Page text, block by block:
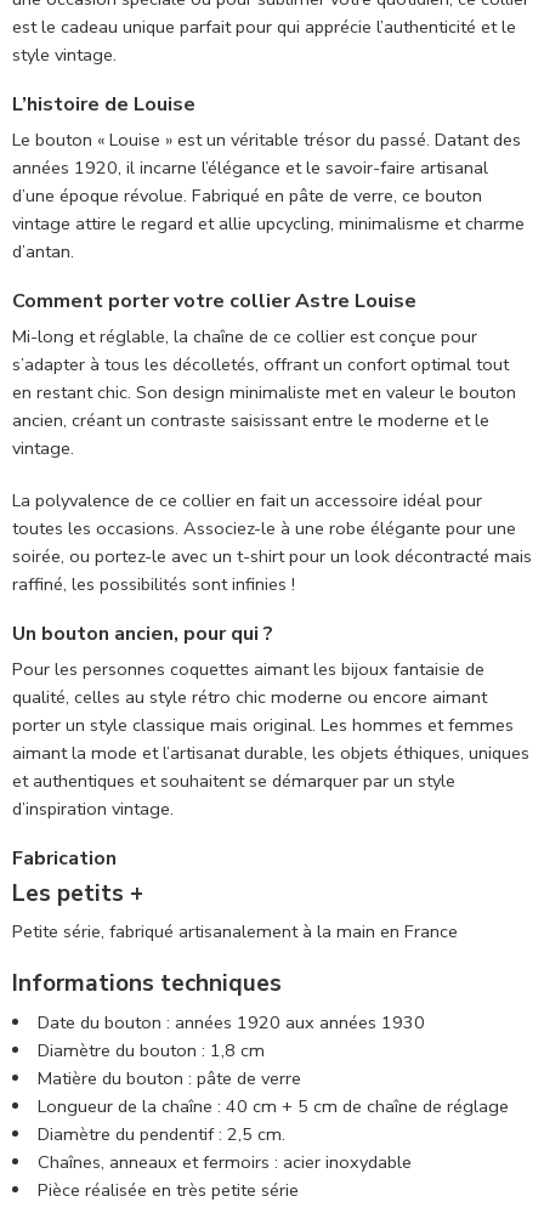
est le cadeau unique parfait pour qui apprécie l’authenticité et le
style vintage.
L’histoire de Louise
Le bouton « Louise » est un véritable trésor du passé. Datant des
années 1920, il incarne l’élégance et le savoir-faire artisanal
d’une époque révolue. Fabriqué en pâte de verre, ce bouton
vintage attire le regard et allie upcycling, minimalisme et charme
d’antan.
Comment porter votre collier Astre Louise
Mi-long et réglable, la chaîne de ce collier est conçue pour
s’adapter à tous les décolletés, offrant un confort optimal tout
en restant chic. Son design minimaliste met en valeur le bouton
ancien, créant un contraste saisissant entre le moderne et le
vintage.
La polyvalence de ce collier en fait un accessoire idéal pour
toutes les occasions. Associez-le à une robe élégante pour une
soirée, ou portez-le avec un t-shirt pour un look décontracté mais
raffiné, les possibilités sont infinies !
Un bouton ancien, pour qui ?
Pour les personnes coquettes aimant les bijoux fantaisie de
qualité, celles au style rétro chic moderne ou encore aimant
porter un style classique mais original. Les hommes et femmes
aimant la mode et l’artisanat durable, les objets éthiques, uniques
et authentiques et souhaitent se démarquer par un style
d’inspiration vintage.
Fabrication
Les petits +
Petite série, fabriqué artisanalement à la main en France
Informations techniques
Date du bouton : années 1920 aux années 1930
Diamètre du bouton : 1,8 cm
Matière du bouton : pâte de verre
Longueur de la chaîne : 40 cm + 5 cm de chaîne de réglage
Diamètre du pendentif : 2,5 cm.
Chaînes, anneaux et fermoirs : acier inoxydable
Pièce réalisée en très petite série